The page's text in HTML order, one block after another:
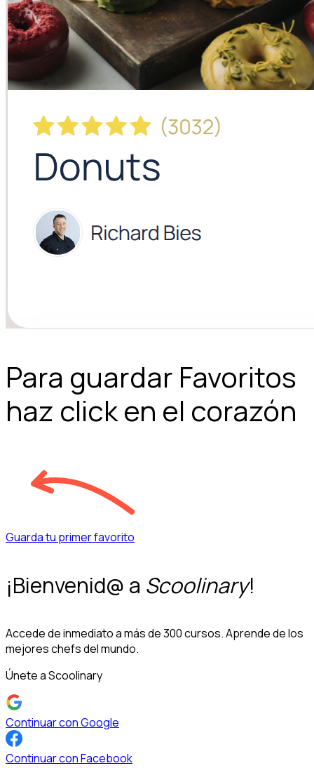
Para guardar Favoritos
haz click en el corazón
Guarda tu primer favorito
¡Bienvenid@ a Scoolinary!
Accede de inmediato a más de 300 cursos. Aprende de los
mejores chefs del mundo.
Únete a Scoolinary
Continuar con Google
Continuar con Facebook